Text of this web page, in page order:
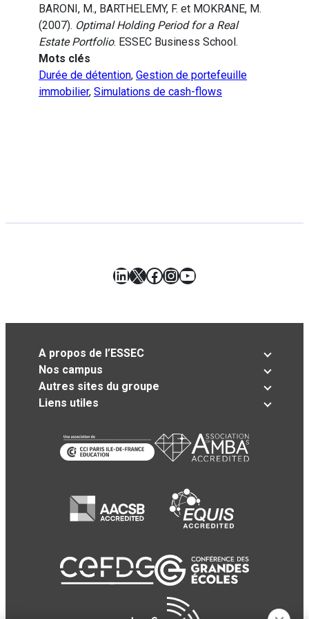
BARONI, M., BARTHELEMY, F. et MOKRANE, M.
(2007). Optimal Holding Period for a Real
Estate Portfolio. ESSEC Business School.
Mots clés
Durée de détention, Gestion de portefeuille
immobilier, Simulations de cash-flows
LinkedIn
X Facebook
Instagram
YouTube
A propos de l’ESSEC
Nos campus
Autres sites du groupe
Liens utiles